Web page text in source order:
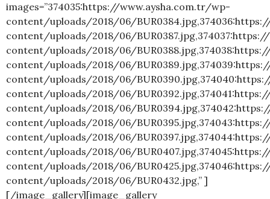
images=”374035:https://www.aysha.com.tr/wp-
content/uploads/2018/06/
content/uploads/2018/06/
content/uploads/2018/06/
content/uploads/2018/06/
content/uploads/2018/06/
content/uploads/2018/06/
content/uploads/2018/06/
content/uploads/2018/06/
content/uploads/2018/06/
content/uploads/2018/06/
content/uploads/2018/06/
content/uploads/2018/06/BUR0432.jpg,” ]
[/image_gallery][image_gallery